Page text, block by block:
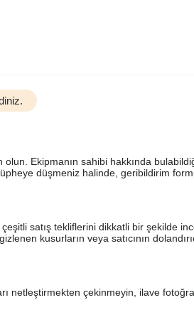
Ekipmanın sahibi hakkında
düşmeniz halinde, geribildirim
satış tekliflerini dikkatli bir şekilde
kusurların veya satıcının
netleştirmekten çekinmeyin, ilave